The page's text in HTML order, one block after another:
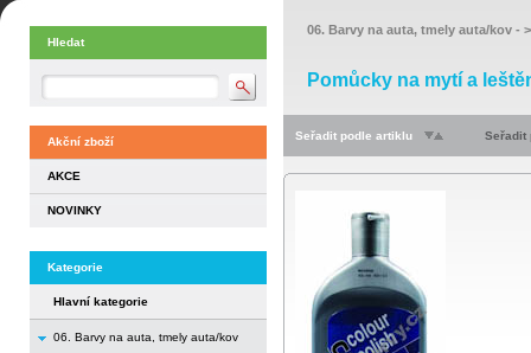
Hledat
Akční zboží
AKCE
NOVINKY
Kategorie
Hlavní kategorie
06. Barvy na auta, tmely auta/kov
06. Barvy na auta, tmely auta/kov -
Pomůcky na mytí a
Seřadit podle artiklu Seřadit